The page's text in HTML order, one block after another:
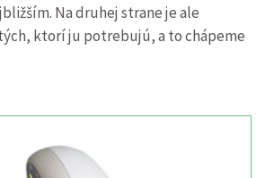
Na druhej strane je ale
ktorí ju potrebujú, a to chápeme